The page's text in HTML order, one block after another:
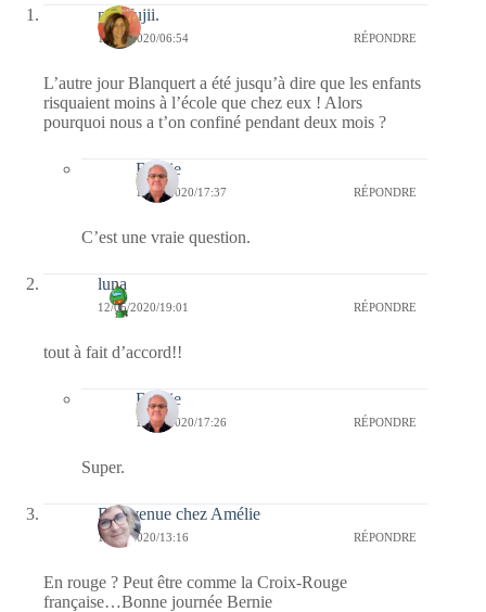
missfujii.
14/05/2020/06:54 RÉPONDRE
L’autre jour Blanquert a été jusqu’à dire que les enfants
risquaient moins à l’école que chez eux ! Alors
pourquoi nous a t’on confiné pendant deux mois ?
Bernie
14/05/2020/17:37 RÉPONDRE
C’est une vraie question.
luna
12/05/2020/19:01 RÉPONDRE
tout à fait d’accord!!
Bernie
13/05/2020/17:26 RÉPONDRE
Super.
Bienvenue chez Amélie
12/05/2020/13:16 RÉPONDRE
En rouge ? Peut être comme la Croix-Rouge
française…Bonne journée Bernie